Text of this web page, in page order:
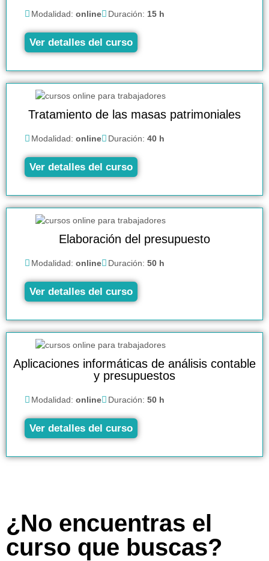
Modalidad: online Duración: 15 h
Ver detalles del curso
Tratamiento de las masas patrimoniales
Modalidad: online Duración: 40 h
Ver detalles del curso
Elaboración del presupuesto
Modalidad: online Duración: 50 h
Ver detalles del curso
Aplicaciones informáticas de análisis contable
y presupuestos
Modalidad: online Duración: 50 h
Ver detalles del curso
¿No encuentras el
curso que buscas?